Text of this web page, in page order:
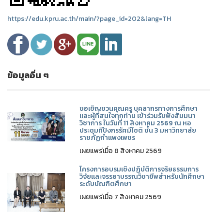
https://edu.kpru.ac.th/main/?page_id=202&lang=TH
ข้อมูลอื่น ๆ
ขอเชิญชวนคุณครู บุคลากรทางการศึกษา
และผู้ที่สนใจทุกท่าน เข้าร่วมรับฟังสัมมนา
วิชาการ ในวันที่ 11 สิงหาคม 2569 ณ หอ
ประชุมทีปังกรรัศมีโชติ ชั้น 3 มหาวิทยาลัย
ราชภัฏกำแพงเพชร
เผยแพร่เมื่อ 8 สิงหาคม 2569
โครงการอบรมเชิงปฏิบัติการจริยธรรมการ
วิจัยและจรรยาบรรณวิชาชีพสำหรับนักศึกษา
ระดับบัณฑิตศึกษา
เผยแพร่เมื่อ 7 สิงหาคม 2569